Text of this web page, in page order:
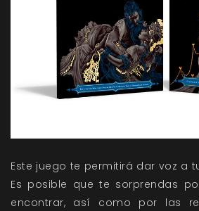
Este juego te permitirá dar voz a
Es posible que te sorprendas
encontrar, así como por las